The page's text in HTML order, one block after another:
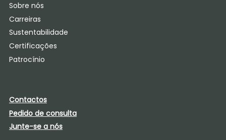
Sobre nós
Carreiras
Sustentabilidade
Certificações
Patrocínio
Contactos
Pedido de consulta
Junte-se a nós